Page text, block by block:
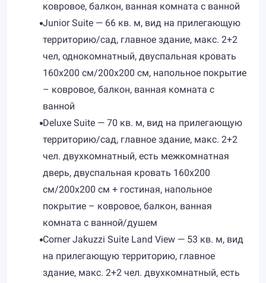
ковровое, балкон, ванная комната с ванной
Junior Suite — 66 кв. м, вид на прилегающую
территорию/сад, главное здание, макс. 2+2
чел, однокомнатный, двуспальная кровать
160х200 см/200х200 см, напольное покрытие
– ковровое, балкон, ванная комната с
ванной
Deluxe Suite — 70 кв. м, вид на прилегающую
территорию/сад, главное здание, макс. 2+2
чел. двухкомнатный, есть межкомнатная
дверь, двуспальная кровать 160х200
см/200х200 см + гостиная, напольное
покрытие – ковровое, балкон, ванная
комната с ванной/душем
Corner Jakuzzi Suite Land View — 53 кв. м, вид
на прилегающую территорию, главное
здание, макс. 2+2 чел. двухкомнатный, есть